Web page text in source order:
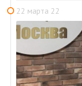
22 марта 22